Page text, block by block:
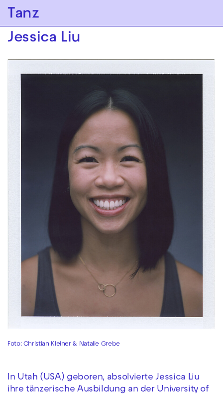
Zur Hauptnavigation springen
Zum Hauptinhalt springen
Tanz
Jessica Liu
Foto: Christian Kleiner & Natalie Grebe
In Utah (USA) geboren, absolvierte Jessica Liu
ihre tänzerische Ausbildung an der University of